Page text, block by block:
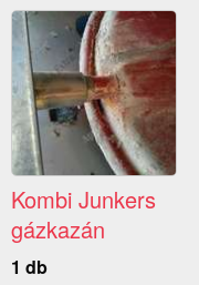
Kombi Junkers
gázkazán
1 db